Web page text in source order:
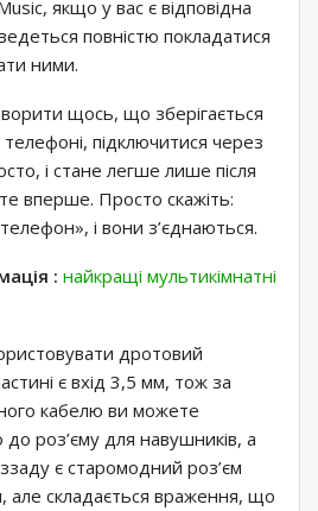
якщо у вас є відповідна
повністю покладатися
ними.
щось, що зберігається
підключитися через
і стане легше лише після
вперше. Просто скажіть:
і вони з’єднаються.
: найкращі мультикімнатні
дротовий
є вхід 3,5 мм, тож за
кабелю ви можете
роз’єму для навушників, а
є старомодний роз’єм
але складається враження, що